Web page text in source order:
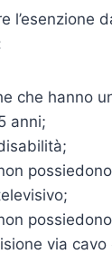
l’esenzione
che hanno
anni;
via